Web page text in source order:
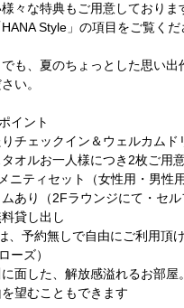
々な特典もご用意しておりま
Style」の項目をご覧くだ
も、夏のちょっとした思い出
い。
イント
りチェックイン＆ウェルカムド
タオルお一人様につき2枚ご用
ニティセット（女性用・男性用
あり（2Fラウンジにて・セル
貸し出し
、予約無しで自由にご利用頂
ーズ）
面した、解放感溢れるお部屋。
望むこともできます